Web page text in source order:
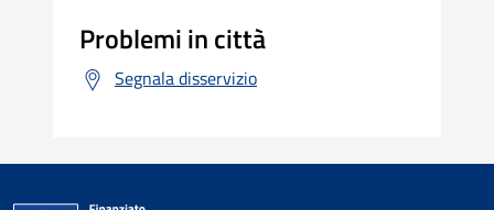
Problemi in città
Segnala disservizio